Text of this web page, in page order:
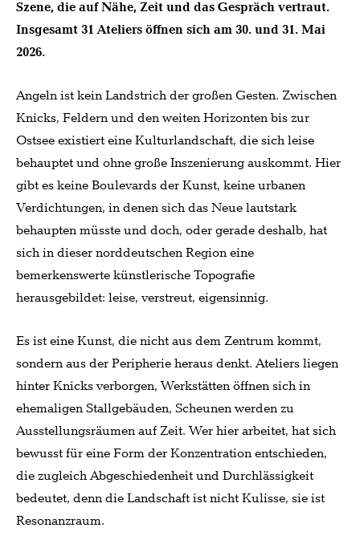
Szene, die auf Nähe, Zeit und das Gespräch vertraut.
Insgesamt 31 Ateliers öffnen sich am 30. und 31. Mai
2026.
Angeln ist kein Landstrich der großen Gesten. Zwischen
Knicks, Feldern und den weiten Horizonten bis zur
Ostsee existiert eine Kulturlandschaft, die sich leise
behauptet und ohne große Inszenierung auskommt. Hier
gibt es keine Boulevards der Kunst, keine urbanen
Verdichtungen, in denen sich das Neue lautstark
behaupten müsste und doch, oder gerade deshalb, hat
sich in dieser norddeutschen Region eine
bemerkenswerte künstlerische Topografie
herausgebildet: leise, verstreut, eigensinnig.
Es ist eine Kunst, die nicht aus dem Zentrum kommt,
sondern aus der Peripherie heraus denkt. Ateliers liegen
hinter Knicks verborgen, Werkstätten öffnen sich in
ehemaligen Stallgebäuden, Scheunen werden zu
Ausstellungsräumen auf Zeit. Wer hier arbeitet, hat sich
bewusst für eine Form der Konzentration entschieden,
die zugleich Abgeschiedenheit und Durchlässigkeit
bedeutet, denn die Landschaft ist nicht Kulisse, sie ist
Resonanzraum.